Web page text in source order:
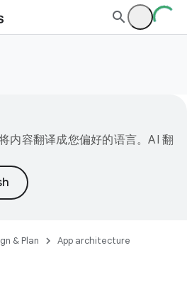
内容翻译成您偏好的语言。AI 翻
& Plan App architecture